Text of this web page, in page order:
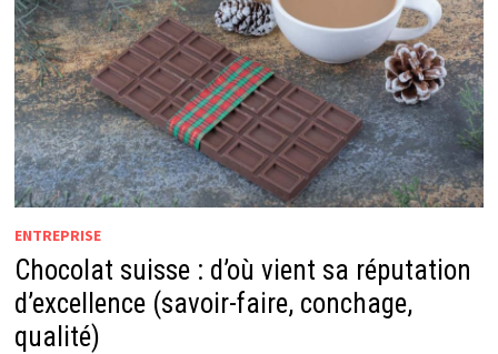
ENTREPRISE
Chocolat suisse : d’où vient sa réputation
d’excellence (savoir-faire, conchage,
qualité)